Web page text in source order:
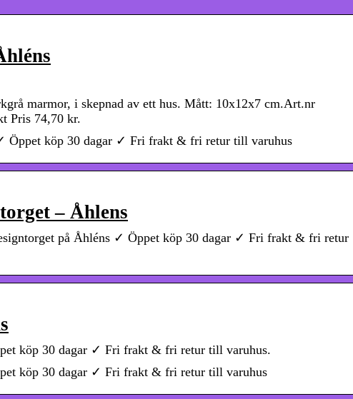
marmor, i skepnad av ett hus. Mått: 10x12x7 cm.Art.nr
Pris 74,70 kr.
Öppet köp 30 dagar ✓ Fri frakt & fri retur till varuhus
– Åhlens
på Åhléns ✓ Öppet köp 30 dagar ✓ Fri frakt & fri retur
köp 30 dagar ✓ Fri frakt & fri retur till varuhus.
köp 30 dagar ✓ Fri frakt & fri retur till varuhus